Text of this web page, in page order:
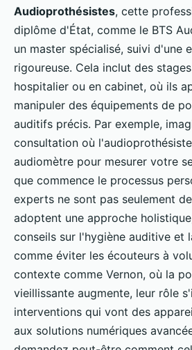
Audioprothésistes, cette
diplôme d'État, comme le BTS
un master spécialisé, suivi d'une
rigoureuse. Cela inclut des
hospitalier ou en cabinet, où ils
manipuler des équipements de
auditifs précis. Par exemple,
consultation où
audiomètre pour mesurer votre
que commence le processus
experts ne sont pas seulement
adoptent une approche
conseils sur l'hygiène auditive et
comme éviter les écouteurs à
contexte comme Vernon, où la
vieillissante augmente, leur rôle
interventions qui vont des
aux solutions numériques